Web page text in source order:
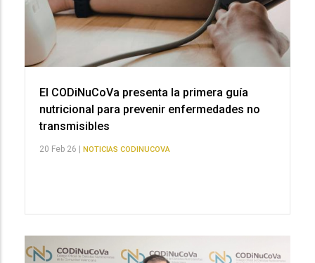
El CODiNuCoVa presenta la primera guía
nutricional para prevenir enfermedades no
transmisibles
20 Feb 26 | NOTICIAS CODINUCOVA